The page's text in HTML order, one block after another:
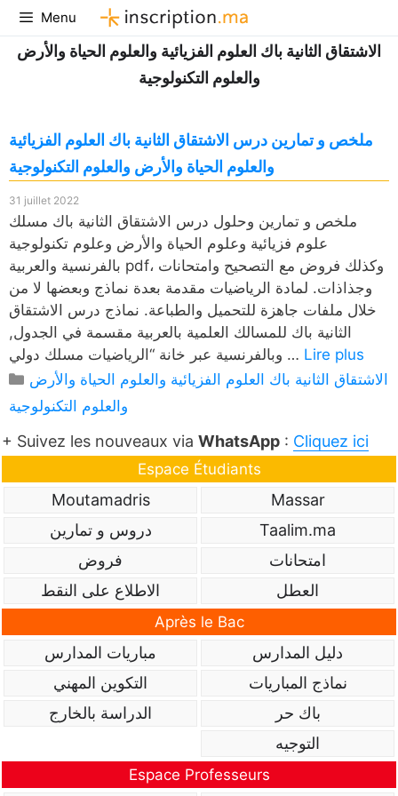
Aller
au
contenu
Menu
الاشتقاق الثانية باك العلوم الفزيائية والعلوم الحياة والأرض
والعلوم التكنولوجية
ملخص و تمارين درس الاشتقاق الثانية باك العلوم الفزيائية
والعلوم الحياة والأرض والعلوم التكنولوجية
31 juillet 2022
ملخص و تمارين وحلول درس الاشتقاق الثانية باك مسلك
علوم فزيائية وعلوم الحياة والأرض وعلوم تكنولوجية
بالفرنسية والعربية pdf، وكذلك فروض مع التصحيح وامتحانات
وجذاذات. لمادة الرياضيات مقدمة بعدة نماذج وبعضها لا من
خلال ملفات جاهزة للتحميل والطباعة. نماذج درس الاشتقاق
الثانية باك للمسالك العلمية بالعربية مقسمة في الجدول,
وبالفرنسية عبر خانة “الرياضيات مسلك دولي … Lire plus
Catégories
الاشتقاق الثانية باك العلوم الفزيائية والعلوم الحياة والأرض
والعلوم التكنولوجية
+ Suivez les nouveaux via WhatsApp : Cliquez ici
Espace Étudiants
Massar
Moutamadris
Taalim.ma
دروس و تمارين
امتحانات
فروض
العطل
الاطلاع على النقط
Après le Bac
دليل المدارس
مباريات المدارس
نماذج المباريات
التكوين المهني
باك حر
الدراسة بالخارج
التوجيه
Espace Professeurs